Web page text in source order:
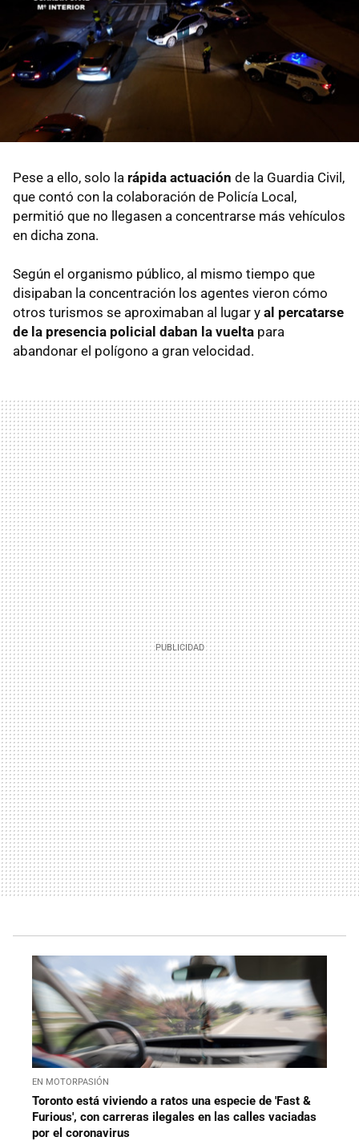
Pese a ello, solo la rápida actuación de la Guardia Civil,
que contó con la colaboración de Policía Local,
permitió que no llegasen a concentrarse más vehículos
en dicha zona.
Según el organismo público, al mismo tiempo que
disipaban la concentración los agentes vieron cómo
otros turismos se aproximaban al lugar y al percatarse
de la presencia policial daban la vuelta para
abandonar el polígono a gran velocidad.
EN MOTORPASIÓN
Toronto está viviendo a ratos una especie de 'Fast &
Furious', con carreras ilegales en las calles vaciadas
por el coronavirus